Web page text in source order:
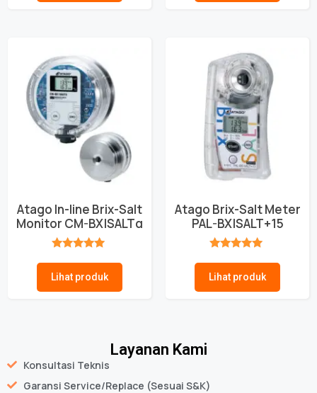
Atago In-line Brix-Salt
Monitor CM-BX|SALTα
Lihat produk
Atago Brix-Salt Meter
PAL-BX|SALT+15
Lihat produk
Layanan Kami
Konsultasi Teknis
Garansi Service/Replace (Sesuai S&K)